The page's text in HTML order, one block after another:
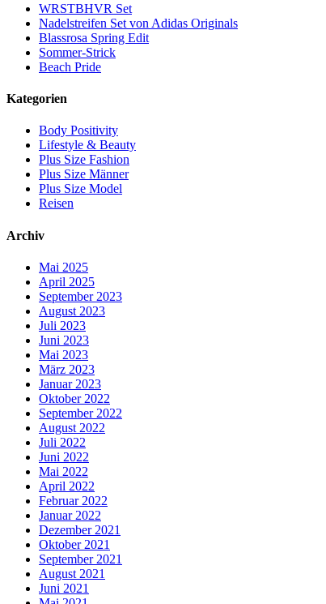
WRSTBHVR Set
Nadelstreifen Set von Adidas Originals
Blassrosa Spring Edit
Sommer-Strick
Beach Pride
Kategorien
Body Positivity
Lifestyle & Beauty
Plus Size Fashion
Plus Size Männer
Plus Size Model
Reisen
Archiv
Mai 2025
April 2025
September 2023
August 2023
Juli 2023
Juni 2023
Mai 2023
März 2023
Januar 2023
Oktober 2022
September 2022
August 2022
Juli 2022
Juni 2022
Mai 2022
April 2022
Februar 2022
Januar 2022
Dezember 2021
Oktober 2021
September 2021
August 2021
Juni 2021